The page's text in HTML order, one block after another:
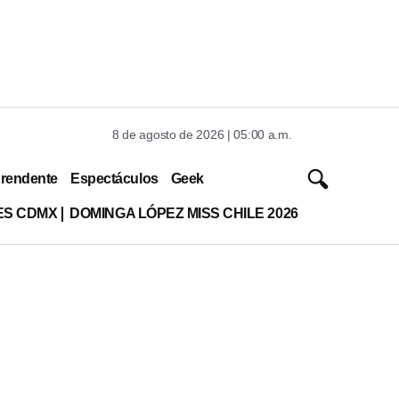
8 de agosto de 2026 | 05:00 a.m.
Espectáculos Geek
CDMX DOMINGA LÓPEZ MISS CHILE 2026